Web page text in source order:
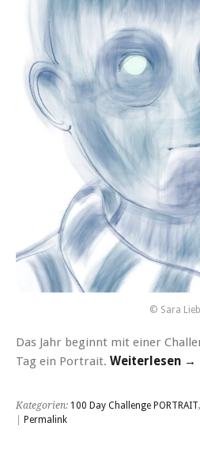
© Sara
Das Jahr beginnt mit einer
Tag ein Portrait. Weiterlesen →
Kategorien: 100 Day Challenge PORTRAIT,
Permalink